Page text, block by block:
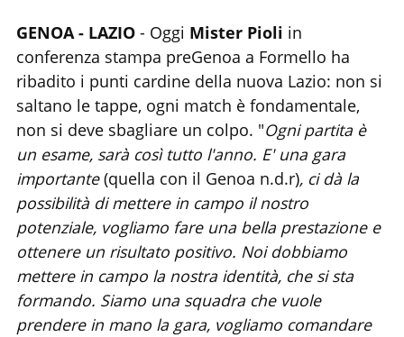
GENOA - LAZIO- Oggi Mister Pioli in
conferenza stampa preGenoa a Formello ha
ribadito i punti cardine della nuova Lazio: non si
saltano le tappe, ogni match è fondamentale,
non si deve sbagliare un colpo. "Ogni partita è
un esame, sarà così tutto l'anno. E' una gara
importante(quella con il Genoa n.d.r), ci dà la
possibilità di mettere in campo il nostro
potenziale, vogliamo fare una bella prestazione e
ottenere un risultato positivo. Noi dobbiamo
mettere in campo la nostra identità, che si sta
formando. Siamo una squadra che vuole
prendere in mano la gara, vogliamo comandare